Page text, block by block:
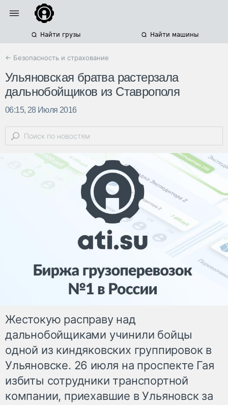
Найти грузы Найти машины
← Безопасность и страхование
Ульяновская братва растерзала
дальнобойщиков из Ставрополя
06:15, 28 Июля 2016
Жестокую расправу над
дальнобойщиками учинили бойцы
одной из киндяковских группировок в
Ульяновске. 26 июля на проспекте Гая
избиты сотрудники транспортной
компании, приехавшие в Ульяновск за